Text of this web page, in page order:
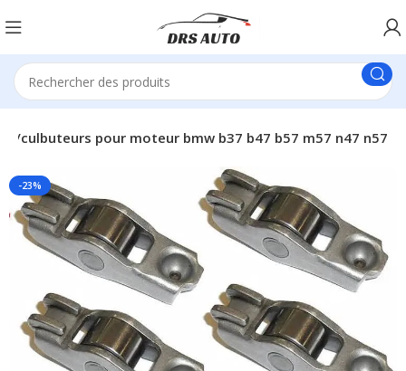
culbuteurs pour moteur bmw b37 b47 b57 m57 n47 n57
-23%